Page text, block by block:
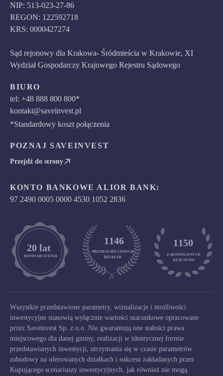
NIP: 513-023-27-86
REGON: 122592718
KRS: 0000427274
Sąd rejonowy dla Krakowa- Śródmieścia w Krakowie, XI
Wydział Gospodarczy Krajowego Rejestru Sądowego
BIURO
tel: +48 888 800 800*
kontakt@saveinvest.pl
*Standardowy koszt połączenia
POZNAJ SAVEINVEST
Przejdź do strony
KONTO BANKOWE ALIOR BANK:
97 2490 0005 0000 4530 1052 2836
DOŚWIADCZENIA
	20 lat
1146
PRZEKSZATŁCONYCH
DZIAŁEK
1150
ZADOWOLONYCH
KLIENTÓW
Wszystkie przedstawione parametry, wizualizacje i możliwości
inwestycyjne stanowią wyłącznie wartości szacunkowe opracowane
przez Saveinvest Sp. z o.o. Nie gwarantują one stałości prawa
miejscowego dla danej gminy, realizacji w identycznej formie
przedstawianych inwestycji, utrzymania się w czasie parametrów
zabudowy na oferowanych działkach i sukcesu zakładanych przez
Kupującego scenariuszy inwestycyjnych, jak również nie mogą